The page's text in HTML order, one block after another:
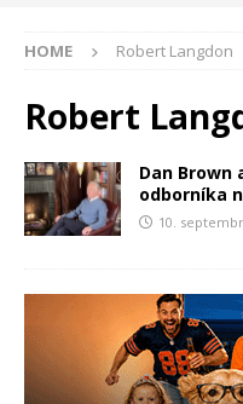
HOME Robert Langdon
Robert
Dan Brown
odborníka
10.